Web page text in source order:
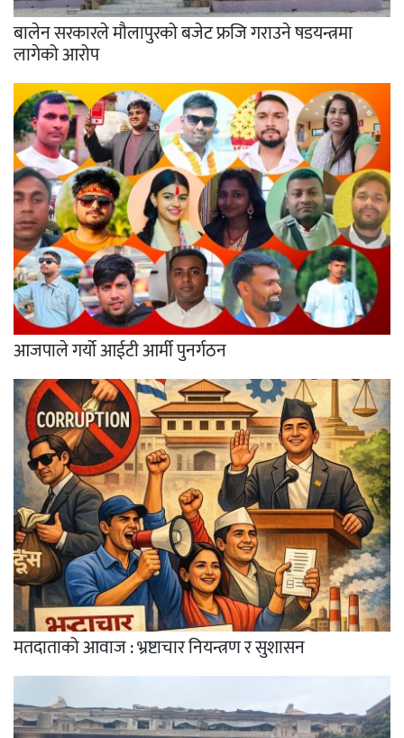
बालेन सरकारले मौलापुरको बजेट फ्रजि गराउने षडयन्त्रमा
लागेको आरोप
आजपाले गर्यो आईटी आर्मी पुनर्गठन
मतदाताको आवाज : भ्रष्टाचार नियन्त्रण र सुशासन